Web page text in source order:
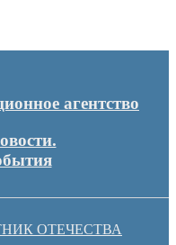
агентство
ОТЕЧЕСТВА